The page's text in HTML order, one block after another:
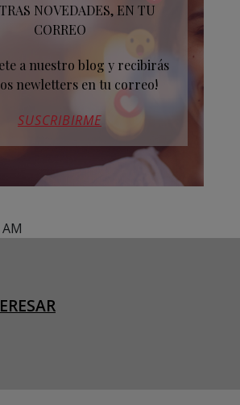
NOVEDADES, EN TU
CORREO
a nuestro blog y recibirás
newletters en tu correo!
SUSCRIBIRME